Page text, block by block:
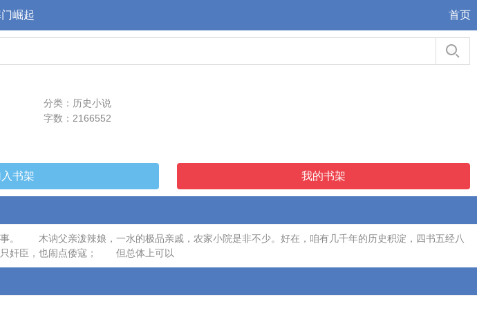
崛起 首页
分类：历史小说
字数：2166552
书架 我的书架
木讷父亲泼辣娘，一水的极品亲戚，农家小院是非不少。好在，咱有几千年的历史积淀，四书五经八
奸臣，也闹点倭寇； 但总体上可以